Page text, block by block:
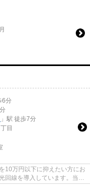
6分
」駅 徒歩7分
目
10万円以下に抑えたい方にお
回線を導入しています。当社